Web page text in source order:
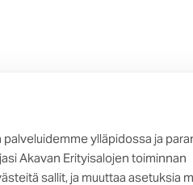
ylläpidossa ja
Akavan Erityisalojen toiminnan
sallit, ja muuttaa asetuksia